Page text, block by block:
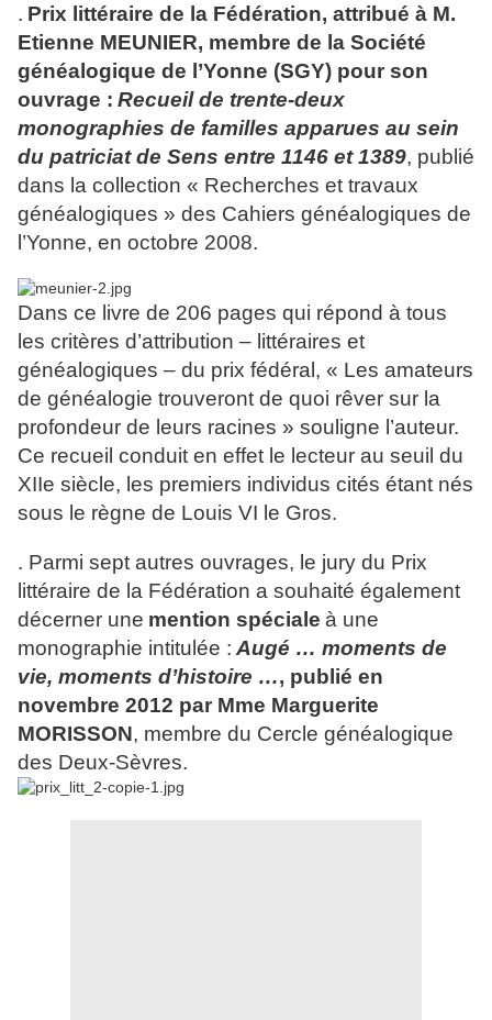
. Prix littéraire de la Fédération, attribué à M.
Etienne MEUNIER, membre de la Société
généalogique de l’Yonne (SGY) pour son
ouvrage : Recueil de trente-deux
monographies de familles apparues au sein
du patriciat de Sens entre 1146 et 1389, publié
dans la collection « Recherches et travaux
généalogiques » des Cahiers généalogiques de
l’Yonne, en octobre 2008.
Dans ce livre de 206 pages qui répond à tous
les critères d’attribution – littéraires et
généalogiques – du prix fédéral, « Les amateurs
de généalogie trouveront de quoi rêver sur la
profondeur de leurs racines » souligne l’auteur.
Ce recueil conduit en effet le lecteur au seuil du
XIIe siècle, les premiers individus cités étant nés
sous le règne de Louis VI le Gros.
. Parmi sept autres ouvrages, le jury du Prix
littéraire de la Fédération a souhaité également
décerner une mention spéciale à une
monographie intitulée : Augé … moments de
vie, moments d’histoire …, publié en
novembre 2012 par Mme Marguerite
MORISSON, membre du Cercle généalogique
des Deux-Sèvres.